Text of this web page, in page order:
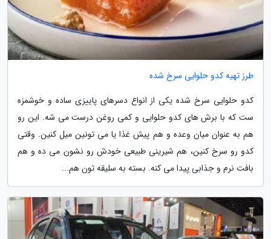
طرز تهیه کدو حلوایی سرخ شده
کدو حلوایی سرخ شده یکی از انواع دسرهای پاییزی ساده و خوشمزه
ست که با برش های کدو حلوایی و کمی روغن درست می شه. این رو
هم به عنوان میان وعده و هم پیش غذا یا می تونین میل کنین. وقتی
کدو رو سرخ کنین، هم شیرینی طبیعی خودش رو نشون می ده و هم
بافت نرم و جذابی پیدا می کنه. بسته به سلیقه تون هم...